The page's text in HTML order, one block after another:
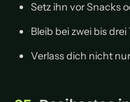
Setz ihn vor Snacks
Bleib bei zwei bis
Verlass dich nicht